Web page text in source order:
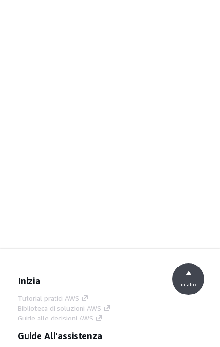
Inizia
Tutorial pratici AWS
Biblioteca di soluzioni AWS
Guide alle decisioni AWS
Guide All'assistenza
in alto